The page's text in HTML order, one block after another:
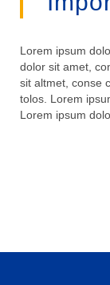
Lorem ipsum
dolor sit amet,
sit altmet, conse
tolos. Lorem
Lorem ipsum